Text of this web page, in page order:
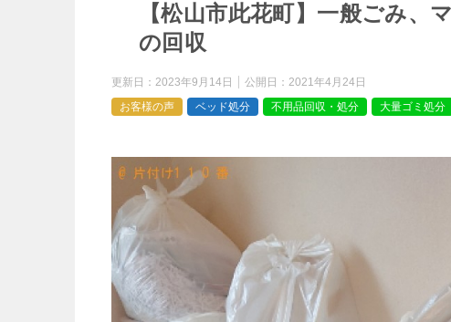
【松山市此花町】一般ごみ
の回収
更新日： 2023年9月14日 公開日： 2021年4月24日
お客様の声
ベッド処分 不用品回収・処分 大量ゴミ処分